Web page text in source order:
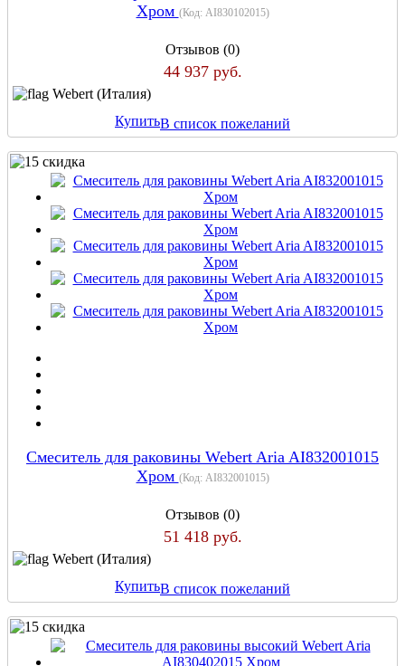
Хром (Код: AI830102015)
Отзывов (0)
44 937 руб.
Webert (Италия)
КупитьВ список пожеланий
Cмеситель для раковины Webert Aria AI832001015
Хром (Код: AI832001015)
Отзывов (0)
51 418 руб.
Webert (Италия)
КупитьВ список пожеланий